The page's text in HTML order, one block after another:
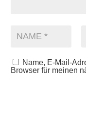
Name, E-Mail-
Browser für meinen